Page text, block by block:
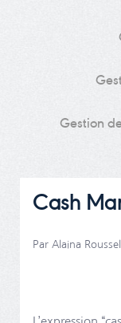
Gestion
Cash
Par Alaina Roussel